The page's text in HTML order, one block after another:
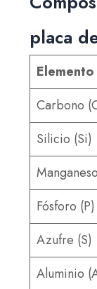
placa
Elemento
Carbono
Silicio (Si)
Fósforo (P)
Azufre (S)
Aluminio